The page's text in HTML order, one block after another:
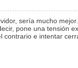
sería mucho
pone una tensión
e intentar